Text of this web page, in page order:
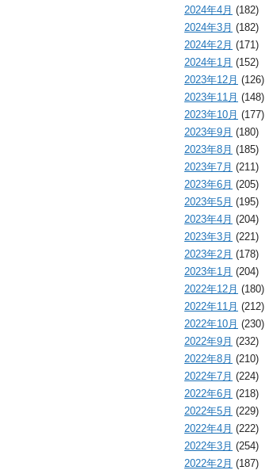
2024年4月 (182)
2024年3月 (182)
2024年2月 (171)
2024年1月 (152)
2023年12月 (126)
2023年11月 (148)
2023年10月 (177)
2023年9月 (180)
2023年8月 (185)
2023年7月 (211)
2023年6月 (205)
2023年5月 (195)
2023年4月 (204)
2023年3月 (221)
2023年2月 (178)
2023年1月 (204)
2022年12月 (180)
2022年11月 (212)
2022年10月 (230)
2022年9月 (232)
2022年8月 (210)
2022年7月 (224)
2022年6月 (218)
2022年5月 (229)
2022年4月 (222)
2022年3月 (254)
2022年2月 (187)